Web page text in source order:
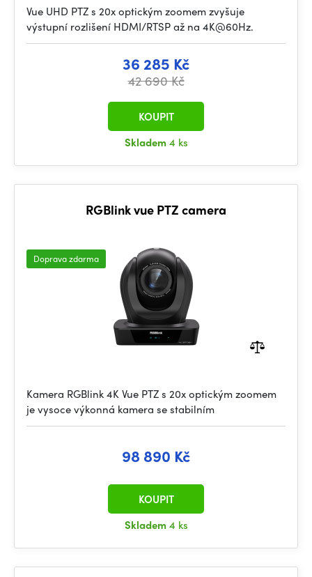
Vue UHD PTZ s 20x optickým zoomem zvyšuje
výstupní rozlišení HDMI/RTSP až na 4K@60Hz.
36 285 Kč
42 690 Kč
Skladem4 ks
KOUPIT
RGBlink vue PTZ camera
Doprava zdarma
Kamera RGBlink 4K Vue PTZ s 20x optickým zoomem
je vysoce výkonná kamera se stabilním
98 890 Kč
Skladem4 ks
KOUPIT